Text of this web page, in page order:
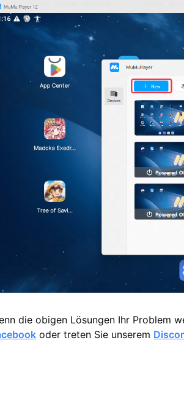
die obigen Lösungen Ihr Problem
oder treten Sie unserem